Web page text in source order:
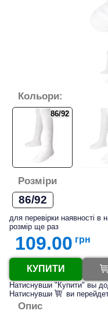
Кольори:
86/92
Розміри
86/92
для перевірки наявності в
розмір ще раз
109.00 грн
КУПИТИ
Натиснувши "Купити" вы
Натиснувши
ви
Опис